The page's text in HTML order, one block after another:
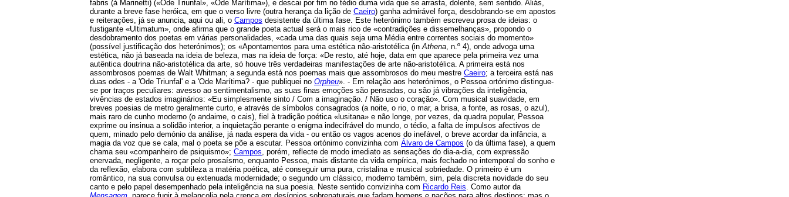
fabris (à Marinetti) («Ode Triunfal», «Ode Marítima»), e descai por fim no tédio duma vida que se arrasta, dolente, sem sentido. Aliás,
durante a breve fase heróica, em que o verso livre (outra herança da lição de Caeiro) ganha admirável força, desdobrando-se em apostos
e reiterações, já se anuncia, aqui ou ali, o Campos desistente da última fase. Este heterónimo também escreveu prosa de ideias: o
fustigante «Ultimatum», onde afirma que o grande poeta actual será o mais rico de «contradições e dissemelhanças», propondo o
desdobramento dos poetas em várias personalidades, «cada uma das quais seja uma Média entre correntes sociais do momento»
(possível justificação dos heterónimos); os «Apontamentos para uma estética não-aristotélica (inAthena, n.º 4), onde advoga uma
estética, não já baseada na ideia de beleza, mas na ideia de força: «De resto, até hoje, data em que aparece pela primeira vez uma
autêntica doutrina não-aristotélica da arte, só houve três verdadeiras manifestações de arte não-aristotélica. A primeira está nos
assombrosos poemas de Walt Whitman; a segunda está nos poemas mais que assombrosos do meu mestre Caeiro; a terceira está nas
duas odes - a 'Ode Triunfal' e a 'Ode Marítima? - que publiquei no Orpheu». - Em relação aos heterónimos, o Pessoa ortónimo distingue-
se por traços peculiares: avesso ao sentimentalismo, as suas finas emoções são pensadas, ou são já vibrações da inteligência,
vivências de estados imaginários: «Eu simplesmente sinto / Com a imaginação. / Não uso o coração». Com musical suavidade, em
breves poesias de metro geralmente curto, e através de símbolos consagrados (a noite, o rio, o mar, a brisa, a fonte, as rosas, o azul),
mais raro de cunho moderno (o andaime, o cais), fiel à tradição poética «lusitana» e não longe, por vezes, da quadra popular, Pessoa
exprime ou insinua a solidão interior, a inquietação perante o enigma indecifrável do mundo, o tédio, a falta de impulsos afectivos de
quem, minado pelo demónio da análise, já nada espera da vida - ou então os vagos acenos do inefável, o breve acordar da infância, a
magia da voz que se cala, mal o poeta se põe a escutar. Pessoa ortónimo convizinha com Álvaro de Campos (o da última fase), a quem
chama seu «companheiro de psiquismo»; Campos, porém, reflecte de modo imediato as sensações do dia-a-dia, com expressão
enervada, negligente, a roçar pelo prosaísmo, enquanto Pessoa, mais distante da vida empírica, mais fechado no intemporal do sonho e
da reflexão, elabora com subtileza a matéria poética, até conseguir uma pura, cristalina e musical sobriedade. O primeiro é um
romântico, na sua convulsa ou extenuada modernidade; o segundo um clássico, moderno também, sim, pela discreta novidade do seu
canto e pelo papel desempenhado pela inteligência na sua poesia. Neste sentido convizinha com Ricardo Reis. Como autor da